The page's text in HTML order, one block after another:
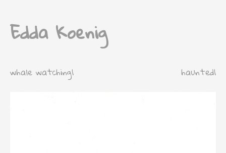
Edda Koenig
whale watching1 haunted1